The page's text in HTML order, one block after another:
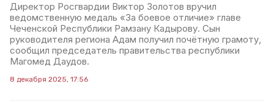
Директор Росгвардии Виктор Золотов вручил
ведомственную медаль «За боевое отличие» главе
Чеченской Республики Рамзану Кадырову. Сын
руководителя региона Адам получил почётную грамоту,
сообщил председатель правительства республики
Магомед Даудов.
8 декабря 2025, 17:56